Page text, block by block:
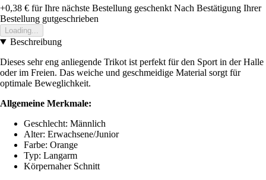
+0,38 € für Ihre nächste Bestellung geschenkt Nach Bestätigung Ihrer
Bestellung gutgeschrieben
Loading...
Beschreibung
Dieses sehr eng anliegende Trikot ist perfekt für den Sport in der Halle
oder im Freien. Das weiche und geschmeidige Material sorgt für
optimale Beweglichkeit.
Allgemeine Merkmale:
Geschlecht: Männlich
Alter: Erwachsene/Junior
Farbe: Orange
Typ: Langarm
Körpernaher Schnitt